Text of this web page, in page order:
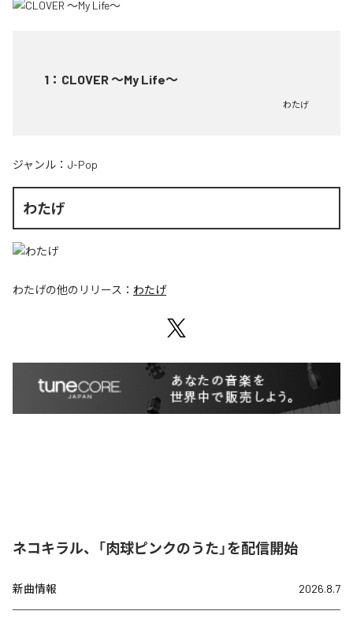
1 ： CLOVER ～My Life～
わたげ
ジャンル： J-Pop
わたげ
わたげの他のリリース： わたげ
ネコキラル、「肉球ピンクのうた」を配信開始
新曲情報 2026.8.7